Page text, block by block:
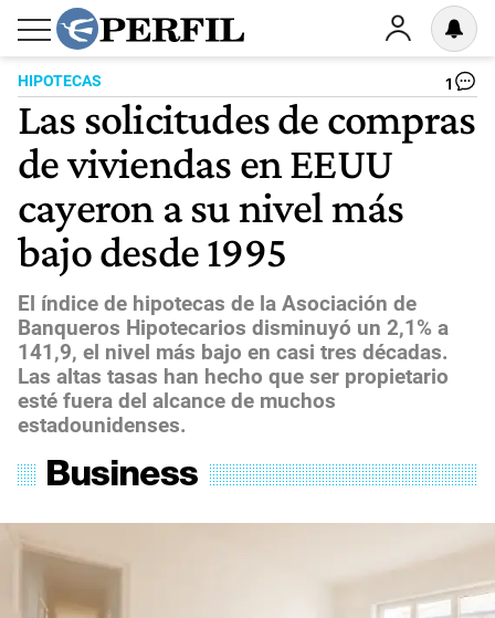
HIPOTECAS 1
Las solicitudes de compras
de viviendas en EEUU
cayeron a su nivel más
bajo desde 1995
El índice de hipotecas de la Asociación de
Banqueros Hipotecarios disminuyó un 2,1% a
141,9, el nivel más bajo en casi tres décadas.
Las altas tasas han hecho que ser propietario
esté fuera del alcance de muchos
estadounidenses.